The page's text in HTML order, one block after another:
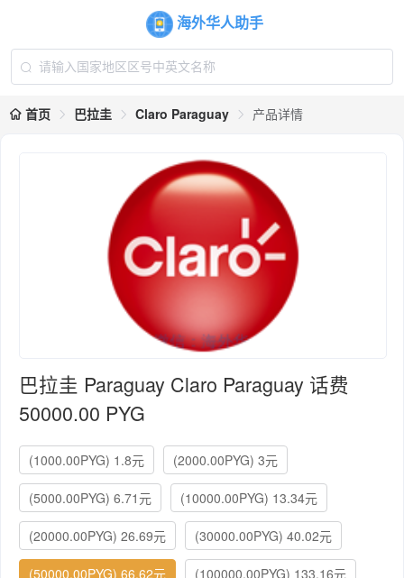
海外华人助手
首页 巴拉圭 Claro Paraguay 产品详情
巴拉圭 Paraguay Claro Paraguay 话费
50000.00 PYG
(1000.00PYG) 1.8元 (2000.00PYG) 3元
(5000.00PYG) 6.71元 (10000.00PYG) 13.34元
(20000.00PYG) 26.69元 (30000.00PYG) 40.02元
(50000.00PYG) 66.62元 (100000.00PYG) 133.16元